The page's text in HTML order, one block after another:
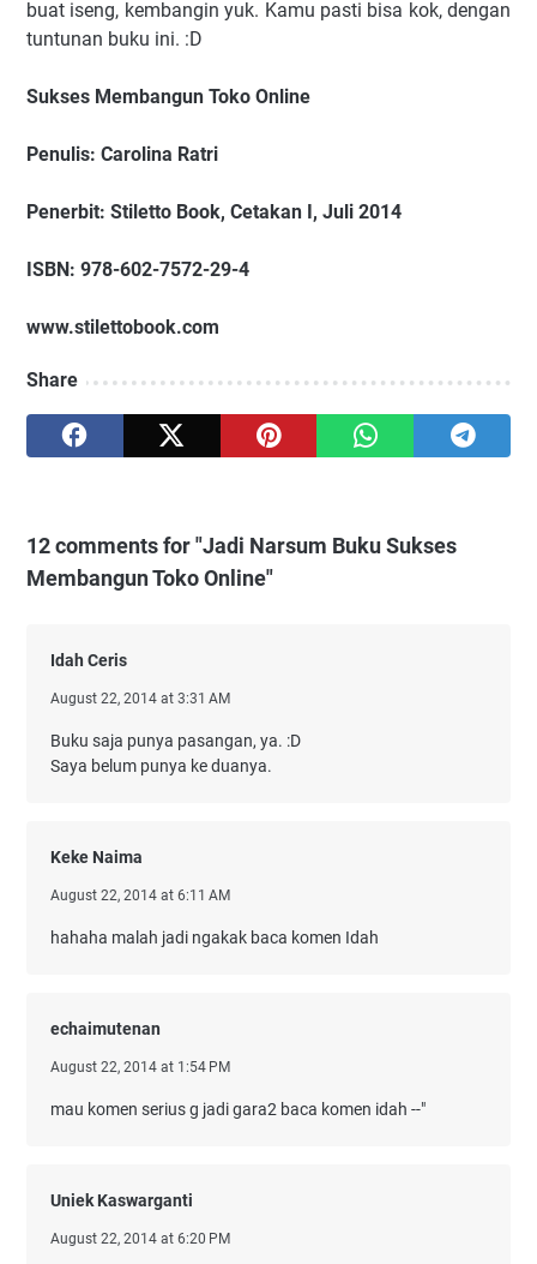
buat iseng, kembangin yuk. Kamu pasti bisa kok, dengan
tuntunan buku ini. :D
Sukses Membangun Toko Online
Penulis: Carolina Ratri
Penerbit: Stiletto Book, Cetakan I, Juli 2014
ISBN: 978-602-7572-29-4
www.stilettobook.com
Share
12 comments for "Jadi Narsum Buku Sukses
Membangun Toko Online"
Idah Ceris
August 22, 2014 at 3:31 AM
Buku saja punya pasangan, ya. :D
Saya belum punya ke duanya.
Keke Naima
August 22, 2014 at 6:11 AM
hahaha malah jadi ngakak baca komen Idah
echaimutenan
August 22, 2014 at 1:54 PM
mau komen serius g jadi gara2 baca komen idah --"
Uniek Kaswarganti
August 22, 2014 at 6:20 PM